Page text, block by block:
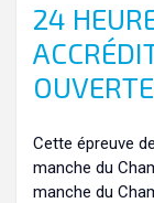
24
Cette épreuve
manche du
manche du